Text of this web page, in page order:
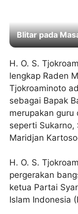
Blitar pada
H. O. S.
lengkap Raden
Tjokroaminoto
sebagai Bapak
merupakan guru
seperti Sukarno,
Maridjan
H. O. S.
pergerakan
ketua Partai
Islam Indonesia